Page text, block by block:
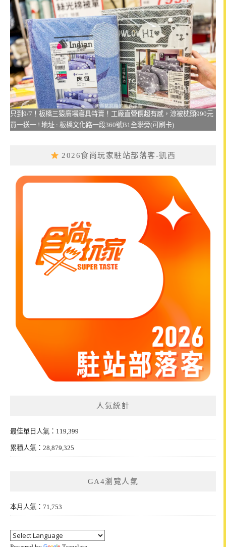
只到9/7！板橋三猿廣場寢具特賣！工廠直營價超有感，涼被枕頭990元
買一送一 ! 地址 : 板橋文化路一段360號B1全聯旁(可刷卡)
2026食尚玩家駐站部落客-凱西
人氣統計
最佳單日人氣：119,399
累積人氣：28,879,325
GA4瀏覽人氣
本月人氣：71,753